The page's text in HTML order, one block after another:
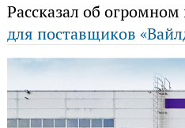
Рассказал об
для поставщиков